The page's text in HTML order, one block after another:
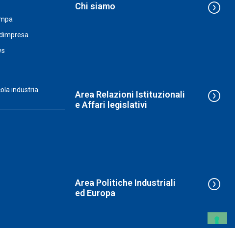
industria
Chi siamo
Area Relazioni Istituzionali
e Affari legislativi
Area Politiche Industriali
ed Europa